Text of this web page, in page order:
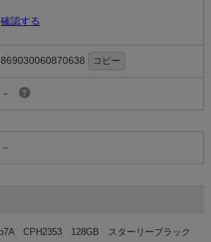
確認する
869030060870638 コピー
－ ?
－
CPH2353 128GB スターリーブラック